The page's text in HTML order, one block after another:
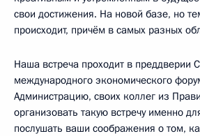
свои достижения. На новой базе, но
происходит, причём в самых разных
Наша встреча проходит в преддверии
международного экономического
Администрацию, своих коллег из
организовать такую встречу именно
послушать ваши соображения о том,